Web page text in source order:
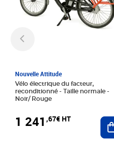
Nouvelle Attitude
Vélo électrique du facteur,
reconditionné - Taille normale -
Noir/ Rouge
1 241 ,67€ HT